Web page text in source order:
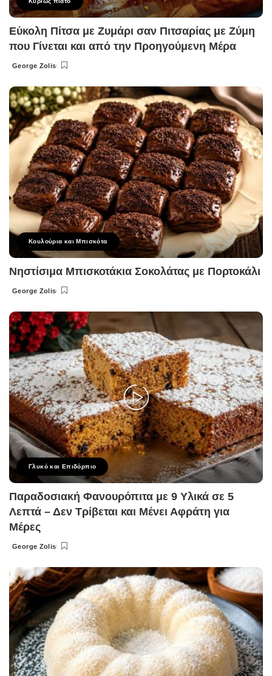
Εύκολη Πίτσα με Ζυμάρι σαν Πιτσαρίας με Ζύμη
που Γίνεται και από την Προηγούμενη Μέρα
Posted
George Zolis
Κουλούρια και Μπισκότα
Νηστίσιμα Μπισκοτάκια Σοκολάτας με Πορτοκάλι
Posted
George Zolis
Γλυκό και Επιδόρπιο
Παραδοσιακή Φανουρόπιτα με 9 Υλικά σε 5
Λεπτά – Δεν Τρίβεται και Μένει Αφράτη για
Μέρες
Posted
George Zolis